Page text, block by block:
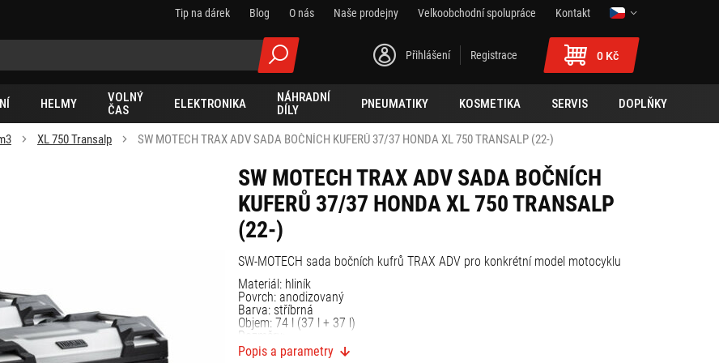
Tip na dárek Blog O nás Naše prodejny Velkoobchodní spolupráce
Kontakt
Přihlášení Registrace 0 Kč
HELMY
VOLNÝ
ČAS
ELEKTRONIKA
NÁHRADNÍ
DÍLY
PNEUMATIKY KOSMETIKA SERVIS DOPLŇKY
XL 750 Transalp SW MOTECH TRAX ADV SADA BOČNÍCH KUFERŮ 37/37 HONDA XL 750 TRANSALP (22-)
SW MOTECH TRAX ADV SADA BOČNÍCH
KUFERŮ 37/37 HONDA XL 750 TRANSALP
(22-)
SW-MOTECH sada bočních kufrů TRAX ADV pro konkrétní model motocyklu
Materiál: hliník
Povrch: anodizovaný
Barva: stříbrná
Objem: 74 l (37 l + 37 l)
Rozměry:
TRAX ADV boční kufr M - 49 cm x 23 cm x 37 cm
Popis a parametry